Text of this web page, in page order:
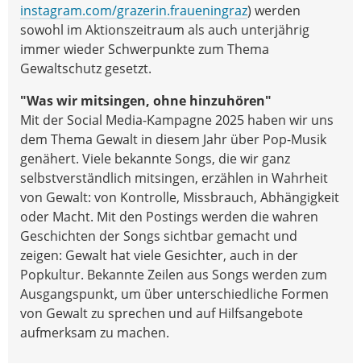
instagram.com/grazerin.fraueningraz) werden
sowohl im Aktionszeitraum als auch unterjährig
immer wieder Schwerpunkte zum Thema
Gewaltschutz gesetzt.
"Was wir mitsingen, ohne hinzuhören"
Mit der Social Media-Kampagne 2025 haben wir uns
dem Thema Gewalt in diesem Jahr über Pop-Musik
genähert. Viele bekannte Songs, die wir ganz
selbstverständlich mitsingen, erzählen in Wahrheit
von Gewalt: von Kontrolle, Missbrauch, Abhängigkeit
oder Macht. Mit den Postings werden die wahren
Geschichten der Songs sichtbar gemacht und
zeigen: Gewalt hat viele Gesichter, auch in der
Popkultur. Bekannte Zeilen aus Songs werden zum
Ausgangspunkt, um über unterschiedliche Formen
von Gewalt zu sprechen und auf Hilfsangebote
aufmerksam zu machen.